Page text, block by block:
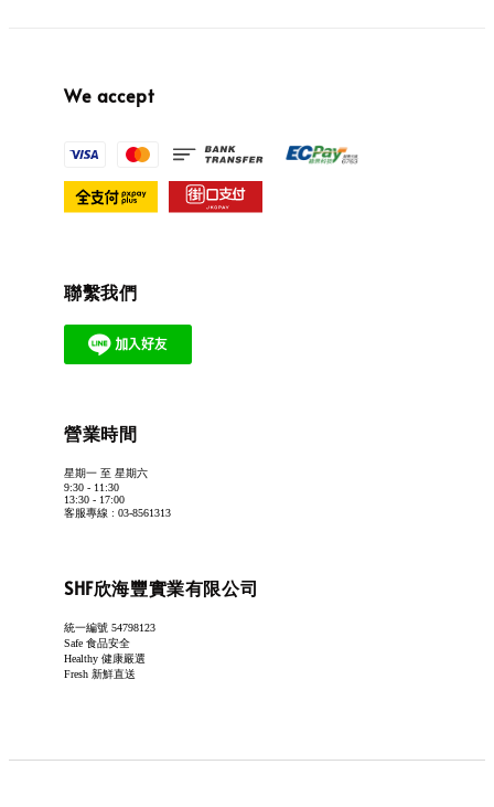
We accept
聯繫我們
營業時間
星期一 至 星期六
9:30 - 11:30
13:30 - 17:00
客服專線 : 03-8561313
SHF欣海豐實業有限公司
統一編號 54798123
Safe 食品安全
Healthy 健康嚴選
Fresh 新鮮直送